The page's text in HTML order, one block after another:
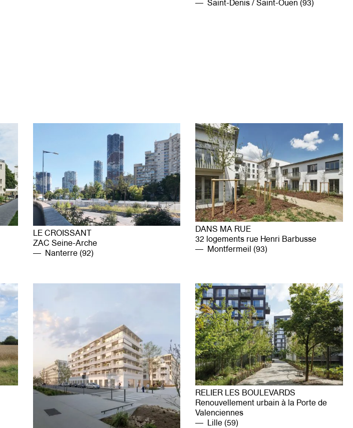
Saint-Denis / Saint-Ouen (93)
LE CROISSANT
ZAC Seine-Arche
Nanterre (92)
DANS MA RUE
32 logements rue Henri Barbusse
Montfermeil (93)
RELIER LES BOULEVARDS
Renouvellement urbain à la Porte de
Valenciennes
Lille (59)